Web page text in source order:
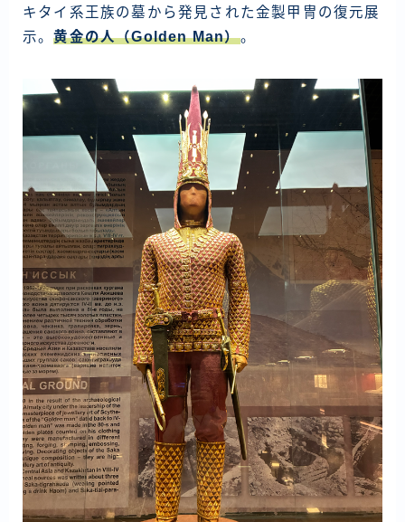
キタイ系王族の墓から発見された金製甲冑の復元展
示。黄金の人（Golden Man）。